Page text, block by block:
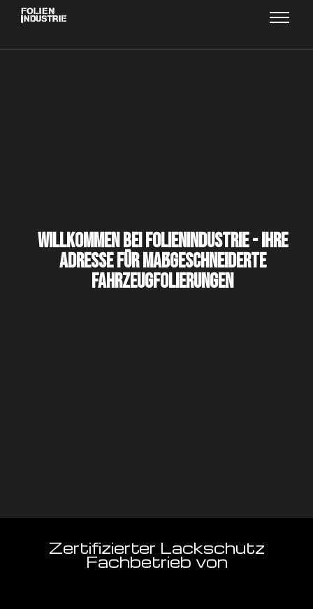
Willkommen bei Folienindustrie - Ihre
Adresse für maßgeschneiderte
Fahrzeugfolierungen
Zertifizierter Lackschutz
Fachbetrieb von